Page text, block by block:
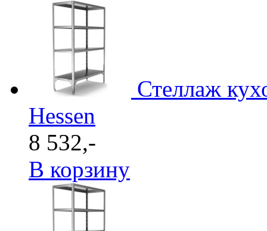
Стеллаж
Hessen
8 532,-
В корзину